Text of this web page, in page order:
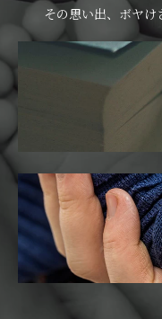
その思い出、ボヤけ